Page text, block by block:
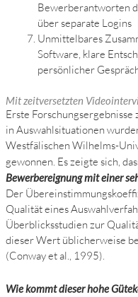
Bewerberantworten
über separate Logins
Unmittelbares
Software, klare
persönlicher
Mit zeitversetzten
Erste
in Auswahlsituationen
Westfälischen Wilhelms-
gewonnen. Es zeigte sich,
Bewerbereignung mit einer
Der
Qualität eines
Überblicksstudien zur
dieser Wert üblicherweise
(Conway et al., 1995).
Wie kommt dieser hohe